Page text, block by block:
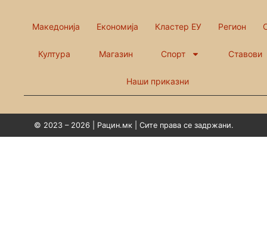
Македонија Економија Кластер ЕУ Регион
Култура Магазин Спорт Ставови
Наши приказни
© 2023 – 2026 | Рацин.мк | Сите права се задржани.